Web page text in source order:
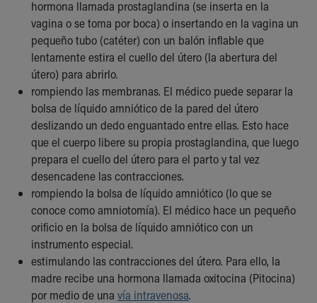
Our Culture of Caring
Newsroom
Our Leadership
Quality and Patient Safety
Unity and Engagement
Women's Board
Our History
More childhood, please.™
Cincinnati Children's
Your Visit
MyChart Telehealth Visits
Directions
Doggie Brigade
During Your Visit
Financial Services
Rest Accommodations
Visiting
hormona llamada prostaglandina (se inserta en la
vagina o se toma por boca) o insertando en la vagina un
pequeño tubo (catéter) con un balón inflable que
lentamente estira el cuello del útero (la abertura del
útero) para abrirlo.
rompiendo las membranas. El médico puede separar la
bolsa de líquido amniótico de la pared del útero
deslizando un dedo enguantado entre ellas. Esto hace
que el cuerpo libere su propia prostaglandina, que luego
prepara el cuello del útero para el parto y tal vez
desencadene las contracciones.
rompiendo la bolsa de líquido amniótico (lo que se
conoce como amniotomía). El médico hace un pequeño
orificio en la bolsa de líquido amniótico con un
instrumento especial.
estimulando las contracciones del útero. Para ello, la
madre recibe una hormona llamada oxitocina (Pitocina)
por medio de una vía intravenosa.